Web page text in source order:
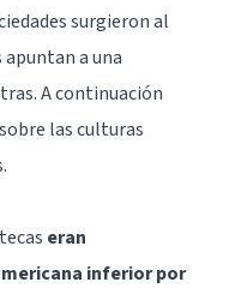
surgieron al
a una
A continuación
las culturas
eran
inferior por